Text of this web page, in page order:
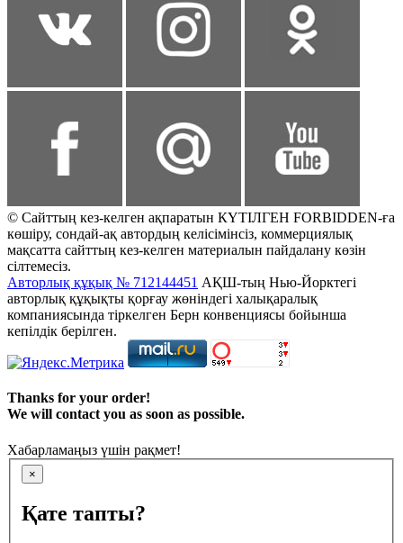
© Сайттың кез-келген ақпаратын КҮТІЛГЕН FORBIDDEN-ға
көшіру, сондай-ақ автордың келісімінсіз, коммерциялық
мақсатта сайттың кез-келген материалын пайдалану көзін
сілтемесіз.
Авторлық құқық № 712144451 АҚШ-тың Нью-Йорктегі
авторлық құқықты қорғау жөніндегі халықаралық
компаниясында тіркелген Берн конвенциясы бойынша
кепілдік берілген.
Thanks for your order!
We will contact you as soon as possible.
Хабарламаңыз үшін рақмет!
×
Қате тапты?